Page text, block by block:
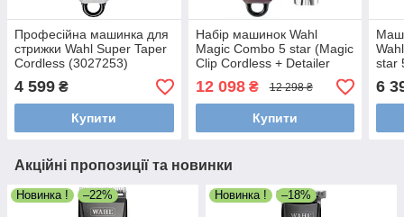
Професійна машинка для
стрижки Wahl Super Taper
Cordless (3027253)
4 599 ₴
Купити
Набір машинок Wahl
Magic Combo 5 star (Magic
Clip Cordless + Detailer
Wide Cordless)
(3027252+08171-016)
12 098₴ 12 298 ₴
Купити
star
6
Акційні пропозиції та новинки
Новинка ! –22% Новинка ! –18%